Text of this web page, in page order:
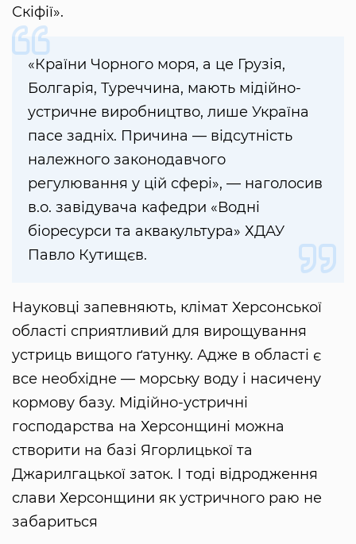
Скіфії».
«Країни Чорного моря, а це Грузія,
Болгарія, Туреччина, мають мідійно-
устричне виробництво, лише Україна
пасе задніх. Причина — відсутність
належного законодавчого
регулювання у цій сфері», — наголосив
в.о. завідувача кафедри «Водні
біоресурси та аквакультура» ХДАУ
Павло Кутищєв.
Науковці запевняють, клімат Херсонської
області сприятливий для вирощування
устриць вищого ґатунку. Адже в області є
все необхідне — морську воду і насичену
кормову базу. Мідійно-устричні
господарства на Херсонщині можна
створити на базі Ягорлицької та
Джарилгацької заток. І тоді відродження
слави Херсонщини як устричного раю не
забариться